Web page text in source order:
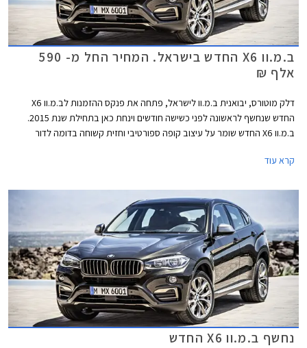
ב.מ.וו X6 החדש בישראל. המחיר החל מ- 590
אלף ₪
דלק מוטורס, יבואנית ב.מ.וו לישראל, פתחה את פנקס ההזמנות לב.מ.וו X6
החדש שנחשף לראשונה לפני כשישה חודשים וינחת כאן בתחילת שנת 2015.
ב.מ.וו X6 החדש שומר על עיצוב קופה ספורטיבי וחזית קשוחה בדומה לדור
רכבים שנמכרו בעולם ומעל 500 רכבים שנמכרו בישראל.
קרא עוד
נחשף ב.מ.וו X6 החדש